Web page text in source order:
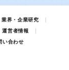
業界・企業研究
運営者情報
い合わせ